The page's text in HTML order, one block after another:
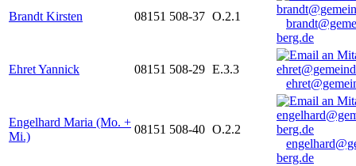
Brandt Kirsten 08151 508-37 O.2.1
berg.de
Ehret Yannick 08151 508-29 E.3.3
Engelhard Maria (Mo. +
Mi.)
08151 508-40 O.2.2
berg.de